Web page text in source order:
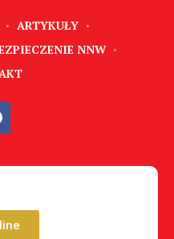
ARTYKUŁY
NNW